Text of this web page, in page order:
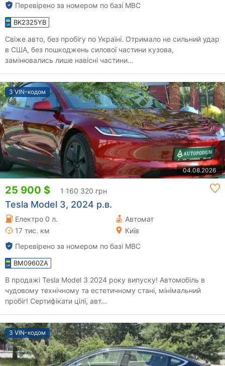
Перевірено за номером по базі МВС
BK2325YB
Свіже авто, без пробігу по Україні. Отримало не сильний удар
в США, без пошкоджень силової частини кузова,
замінювались лише навісні частини...
З VIN-кодом
04.08.2026
25 900 $ 1 160 320 грн
Tesla Model 3, 2024 р.в.
Електро 0 л.
Автомат
17 тис. км
Київ
Перевірено за номером по базі МВС
BM0960ZA
В продажі Tesla Model 3 2024 року випуску! Автомобіль в
чудовому технічному та естетичному стані, мінімальний
пробіг! Сертифікати цілі, авт...
З VIN-кодом